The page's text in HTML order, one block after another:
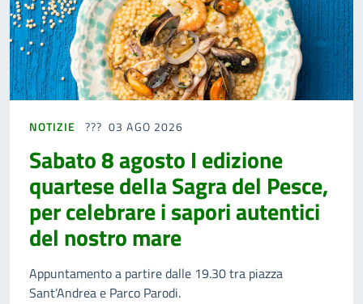
NOTIZIE 03 AGO 2026
Sabato 8 agosto I edizione
quartese della Sagra del Pesce,
per celebrare i sapori autentici
del nostro mare
Appuntamento a partire dalle 19.30 tra piazza
Sant’Andrea e Parco Parodi.